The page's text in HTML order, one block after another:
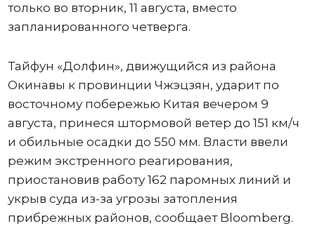
только во вторник, 11 августа, вместо
запланированного четверга.
Тайфун «Долфин», движущийся из района
Окинавы к провинции Чжэцзян, ударит по
восточному побережью Китая вечером 9
августа, принеся штормовой ветер до 151 км/ч
и обильные осадки до 550 мм. Власти ввели
режим экстренного реагирования,
приостановив работу 162 паромных линий и
укрыв суда из-за угрозы затопления
прибрежных районов, сообщает Bloomberg.